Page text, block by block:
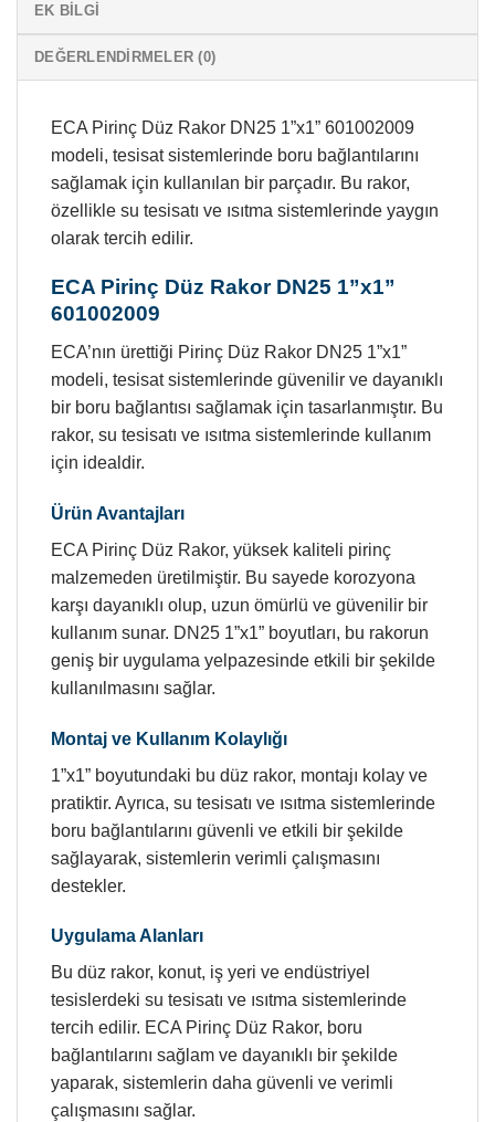
EK BILGI
DEĞERLENDIRMELER (0)
ECA Pirinç Düz Rakor DN25 1”x1” 601002009
modeli, tesisat sistemlerinde boru bağlantılarını
sağlamak için kullanılan bir parçadır. Bu rakor,
özellikle su tesisatı ve ısıtma sistemlerinde yaygın
olarak tercih edilir.
ECA Pirinç Düz Rakor DN25 1”x1”
601002009
ECA’nın ürettiği Pirinç Düz Rakor DN25 1”x1”
modeli, tesisat sistemlerinde güvenilir ve dayanıklı
bir boru bağlantısı sağlamak için tasarlanmıştır. Bu
rakor, su tesisatı ve ısıtma sistemlerinde kullanım
için idealdir.
Ürün Avantajları
ECA Pirinç Düz Rakor, yüksek kaliteli pirinç
malzemeden üretilmiştir. Bu sayede korozyona
karşı dayanıklı olup, uzun ömürlü ve güvenilir bir
kullanım sunar. DN25 1”x1” boyutları, bu rakorun
geniş bir uygulama yelpazesinde etkili bir şekilde
kullanılmasını sağlar.
Montaj ve Kullanım Kolaylığı
1”x1” boyutundaki bu düz rakor, montajı kolay ve
pratiktir. Ayrıca, su tesisatı ve ısıtma sistemlerinde
boru bağlantılarını güvenli ve etkili bir şekilde
sağlayarak, sistemlerin verimli çalışmasını
destekler.
Uygulama Alanları
Bu düz rakor, konut, iş yeri ve endüstriyel
tesislerdeki su tesisatı ve ısıtma sistemlerinde
tercih edilir. ECA Pirinç Düz Rakor, boru
bağlantılarını sağlam ve dayanıklı bir şekilde
yaparak, sistemlerin daha güvenli ve verimli
çalışmasını sağlar.